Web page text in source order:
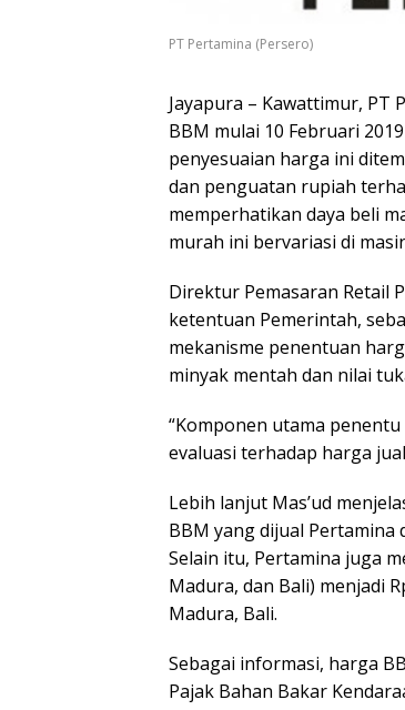
PT Pertamina (Persero)
Jayapura – Kawattimur, PT
BBM mulai 10 Februari
penyesuaian harga ini
dan penguatan rupiah
memperhatikan daya beli
murah ini bervariasi di
Direktur Pemasaran Retail
ketentuan Pemerintah,
mekanisme penentuan
minyak mentah dan nilai
“Komponen utama
evaluasi terhadap harga
Lebih lanjut Mas’ud
BBM yang dijual Pertamina
Selain itu, Pertamina juga
Madura, dan Bali) menjadi
Madura, Bali.
Sebagai informasi, harga
Pajak Bahan Bakar